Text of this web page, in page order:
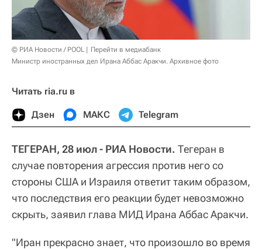
© РИА Новости / POOL
Перейти в медиабанк
Министр иностранных дел Ирана Аббас Аракчи. Архивное фото
Читать ria.ru в
Дзен МАКС Telegram
ТЕГЕРАН, 28 июл - РИА Новости. Тегеран в
случае повторения агрессия против него со
стороны США и Израиля ответит таким образом,
что последствия его реакции будет невозможно
скрыть, заявил глава МИД Ирана Аббас Аракчи.
"Иран прекрасно знает, что произошло во время